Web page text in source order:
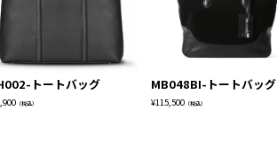
トートバッグ
（税込）
MB048BI-トートバッグ
¥115,500（税込）